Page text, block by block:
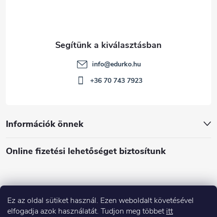
Ez az oldal sütiket használ. Ezen weboldalt követésével
elfogadja azok használatát. Tudjon meg többet itt
Információk önnek
Online fizetési lehetőséget biztosítunk
Á
info@edurko.hu
+36 70 743 7923